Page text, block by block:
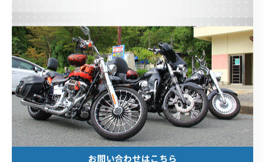
スズキ
観光
北山のレンタルバイク
安い
1日
1週間
1ヶ月
お問い合わせはこちら